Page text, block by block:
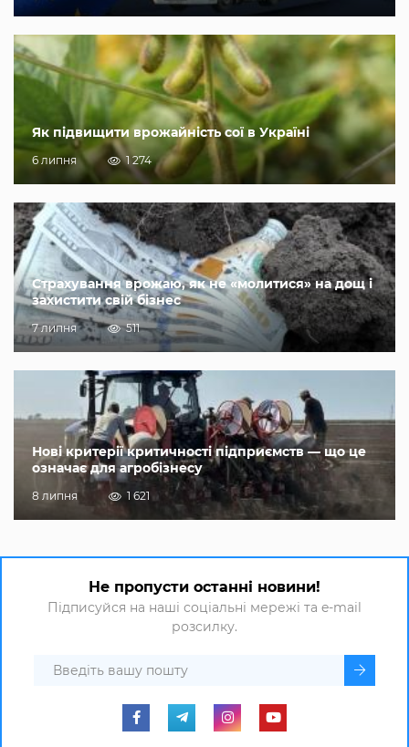
Як підвищити врожайність сої в Україні
6 липня 1 274
Страхування врожаю, як не «молитися» на дощ і
захистити свій бізнес
7 липня 511
Нові критерії критичності підприємств — що це
означає для агробізнесу
8 липня 1 621
Не пропусти останні новини!
Підписуйся на наші соціальні мережі та e-mail
розсилку.